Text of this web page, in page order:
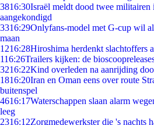
3816:30Israël meldt dood twee
aangekondigd
3316:29Onlyfans-model met G-cup wil
maan
1216:28Hiroshima herdenkt slachtoffers
116:26Trailers kijken: de
3216:22Kind overleden na aanrijding
1816:20Iran en Oman eens over route
buitenspel
4616:17Waterschappen slaan alarm
leeg
2316:12Zorgmedewerkster die 's nachts